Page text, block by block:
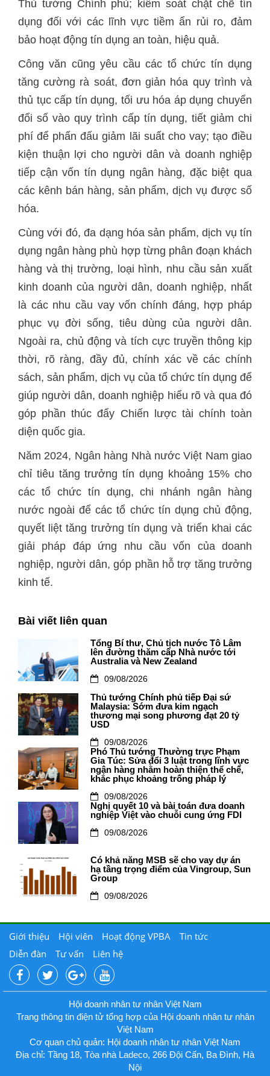
Thủ tướng Chính phủ; kiểm soát chặt chẽ tín
dụng đối với các lĩnh vực tiềm ẩn rủi ro, đảm
bảo hoạt động tín dụng an toàn, hiệu quả.
Công văn cũng yêu cầu các tổ chức tín dụng
tăng cường rà soát, đơn giản hóa quy trình và
thủ tục cấp tín dụng, tối ưu hóa áp dụng chuyển
đổi số vào quy trình cấp tín dụng, tiết giảm chi
phí để phấn đấu giảm lãi suất cho vay; tạo điều
kiện thuận lợi cho người dân và doanh nghiệp
tiếp cận vốn tín dụng ngân hàng, đặc biệt qua
các kênh bán hàng, sản phẩm, dịch vụ được số
hóa.
Cùng với đó, đa dạng hóa sản phẩm, dịch vụ tín
dụng ngân hàng phù hợp từng phân đoạn khách
hàng và thị trường, loại hình, nhu cầu sản xuất
kinh doanh của người dân, doanh nghiệp, nhất
là các nhu cầu vay vốn chính đáng, hợp pháp
phục vụ đời sống, tiêu dùng của người dân.
Ngoài ra, chủ động và tích cực truyền thông kịp
thời, rõ ràng, đầy đủ, chính xác về các chính
sách, sản phẩm, dịch vụ của tổ chức tín dụng để
giúp người dân, doanh nghiệp hiểu rõ và qua đó
góp phần thúc đẩy Chiến lược tài chính toàn
diện quốc gia.
Năm 2024, Ngân hàng Nhà nước Việt Nam giao
chỉ tiêu tăng trưởng tín dụng khoảng 15% cho
các tổ chức tín dụng, chi nhánh ngân hàng
nước ngoài để các tổ chức tín dụng chủ động,
quyết liệt tăng trưởng tín dụng và triển khai các
giải pháp đáp ứng nhu cầu vốn của doanh
nghiệp, người dân, góp phần hỗ trợ tăng trưởng
kinh tế.
Bài viết liên quan
Tổng Bí thư, Chủ tịch nước Tô Lâm
lên đường thăm cấp Nhà nước tới
Australia và New Zealand
09/08/2026
Thủ tướng Chính phủ tiếp Đại sứ
Malaysia: Sớm đưa kim ngạch
thương mại song phương đạt 20 tỷ
USD
09/08/2026
Phó Thủ tướng Thường trực Phạm
Gia Túc: Sửa đổi 3 luật trong lĩnh vực
ngân hàng nhằm hoàn thiện thể chế,
khắc phục khoảng trống pháp lý
09/08/2026
Nghị quyết 10 và bài toán đưa doanh
nghiệp Việt vào chuỗi cung ứng FDI
09/08/2026
Có khả năng MSB sẽ cho vay dự án
hạ tầng trọng điểm của Vingroup, Sun
Group
09/08/2026
Giới thiệu Hội viên Hoạt động VPBA
Tin tức
Diễn đàn
Tư vấn Liên hệ
Hội doanh nhân tư nhân Việt Nam
Trang thông tin điện tử tổng hợp của Hội doanh nhân tư nhân
Việt Nam
Cơ quan chủ quản: Hội doanh nhân tư nhân Việt Nam
Địa chỉ: Tầng 18, Tòa nhà Ladeco, 266 Đội Cấn, Ba Đình, Hà
Nội